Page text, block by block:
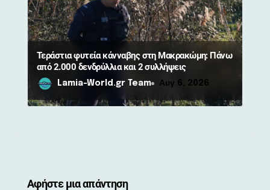
Τεράστια φυτεία κάνναβης στη Μακρακώμη: Πάνω
από 2.000 δενδρύλλια και 2 συλλήψεις
Lamia-World.gr Team Αυγ 6, 2026
Αφήστε μια απάντηση